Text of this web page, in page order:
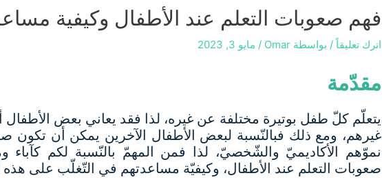
فهم صعوبات التعلم عند الأطفال وكيفية
اترك تعليقاً / بواسطة Omar
/ مايو 3, 2023
مقدّمة
يتعلّم كلّ طفل بوتيرة مختلفة عن غيره، لذا فقد يعاني بعض
غيرهم، ومع ذلك فبالنّسبة لبعض الأطفال الآخرين يمكن أن تكون
نموّهم الأكاديميّ والشّخصيّ، لذا فمن المهمّ بالنّسبة لكم
صعوبات التعلم عند الأطفال، وكيفيّة مساعدتهم في التّغلّب على هذه